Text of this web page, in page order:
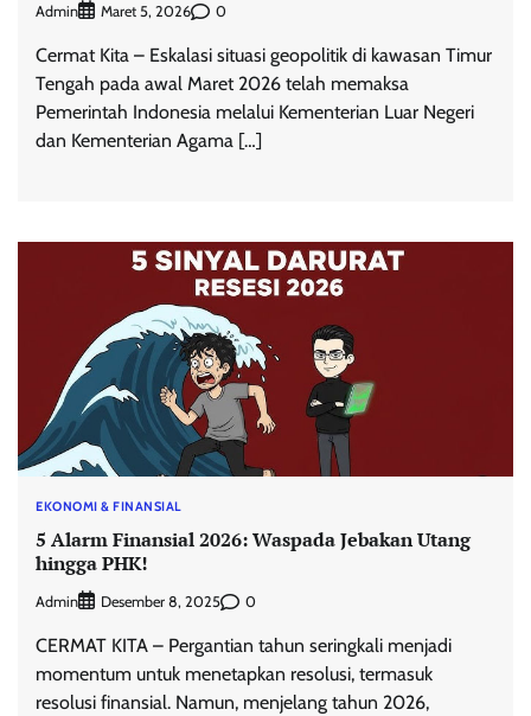
Admin Maret 5, 2026 0
Cermat Kita – Eskalasi situasi geopolitik di kawasan Timur
Tengah pada awal Maret 2026 telah memaksa
Pemerintah Indonesia melalui Kementerian Luar Negeri
dan Kementerian Agama […]
EKONOMI & FINANSIAL
5 Alarm Finansial 2026: Waspada Jebakan Utang
hingga PHK!
Admin Desember 8, 2025 0
CERMAT KITA – Pergantian tahun seringkali menjadi
momentum untuk menetapkan resolusi, termasuk
resolusi finansial. Namun, menjelang tahun 2026,